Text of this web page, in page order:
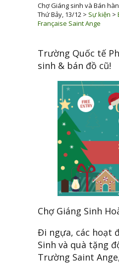
Chợ Giáng sinh và Bán
Thứ Bảy, 13/12 > Sự kiện >
Française Saint Ange
Trường Quốc tế
sinh & bán đồ cũ!
Chợ Giáng Sinh
Đi ngựa, các hoạt
Sinh và quà tặng
Trường Saint